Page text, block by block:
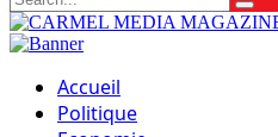
Accueil
Politique